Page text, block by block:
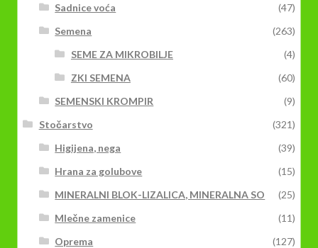
Sadnice voća
(47)
Semena
(263)
SEME ZA MIKROBILJE
(4)
ZKI SEMENA
(60)
SEMENSKI KROMPIR
(9)
Stočarstvo
(321)
Higijena, nega
(39)
Hrana za golubove
(15)
MINERALNI BLOK-LIZALICA, MINERALNA SO
(25)
Mlečne zamenice
(11)
Oprema
(127)